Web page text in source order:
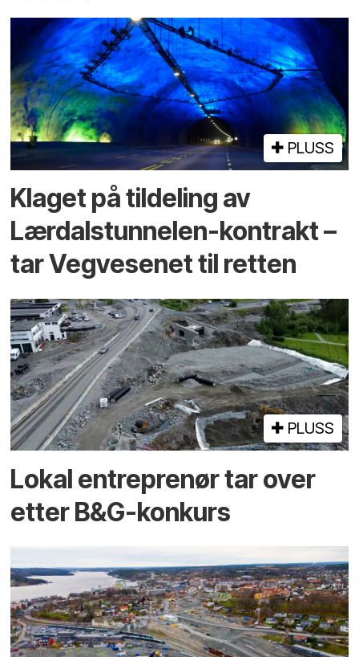
PLUSS
Klaget på tildeling av
Lærdalstunnelen-kontrakt –
tar Vegvesenet til retten
PLUSS
Lokal entreprenør tar over
etter B&G-konkurs